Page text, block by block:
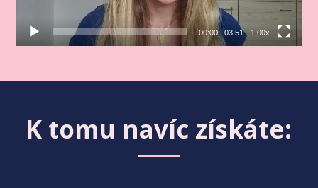
00:00| 03:51 1.00x
K tomu navíc získáte: